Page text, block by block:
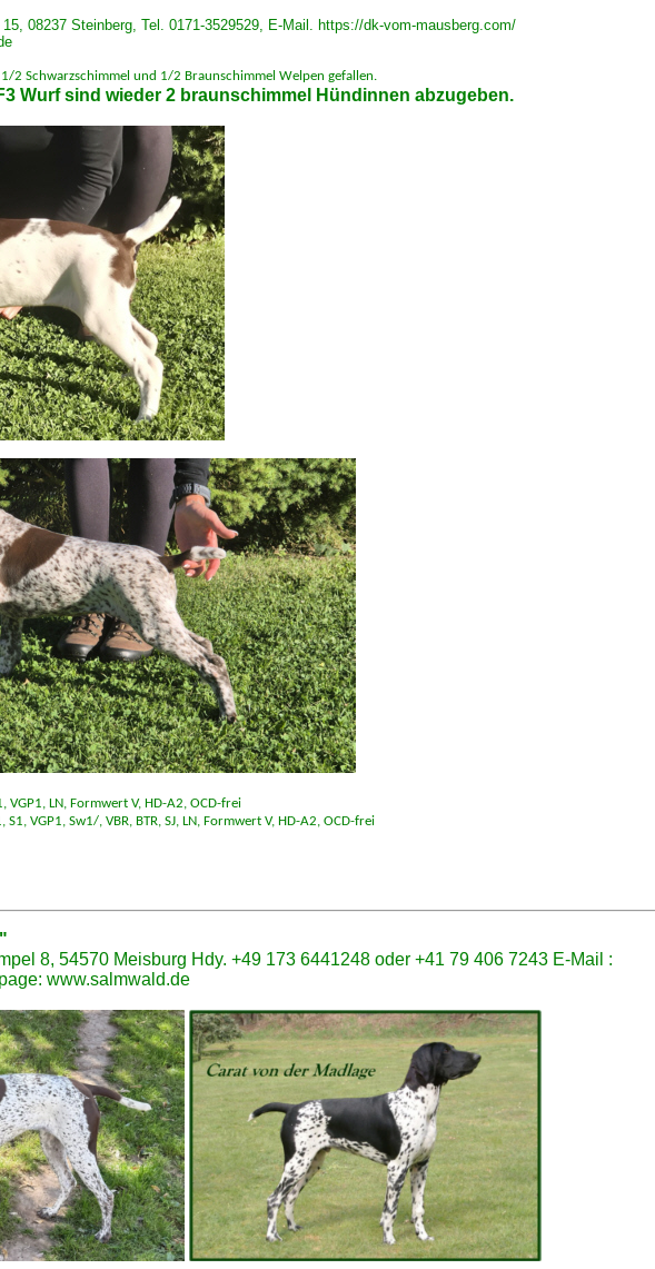
08237 Steinberg, Tel. 0171-3529529, E-Mail. https://dk-vom-mausberg.com/
2 Schwarzschimmel und 1/2 Braunschimmel Welpen gefallen.
Wurf sind wieder 2 braunschimmel Hündinnen abzugeben.
LN, Formwert V, HD-A2, OCD-frei
VGP1, Sw1/, VBR, BTR, SJ, LN, Formwert V, HD-A2, OCD-frei
"
8, 54570 Meisburg Hdy. +49 173 6441248 oder +41 79 406 7243 E-Mail :
www.salmwald.de